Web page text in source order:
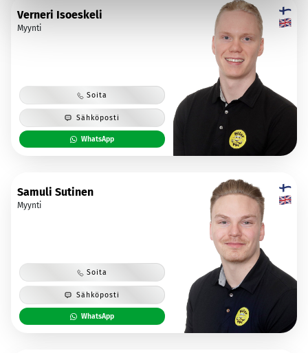
Verneri Isoeskeli
Myynti
Soita
Sähköposti
WhatsApp
Samuli Sutinen
Myynti
Soita
Sähköposti
WhatsApp